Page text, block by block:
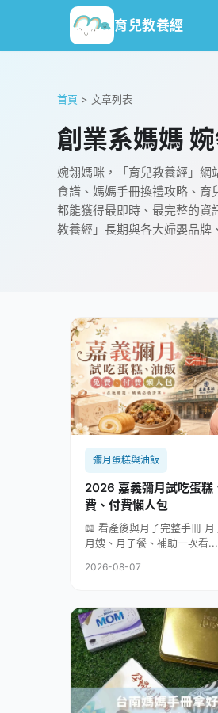
育兒教養經
首頁 > 文章列表
創業系媽媽
婉翎媽咪，「育兒教養經」網
食譜、媽媽手冊換禮攻略、
都能獲得最即時、最完整的資
教養經」長期與各大婦嬰品牌
彌月蛋糕與油飯
2026 嘉義彌月試吃蛋糕
費、付費懶人包
📖 看產後與月子完整手冊 月
月嫂、月子餐、補助一次看...
2026-08-07